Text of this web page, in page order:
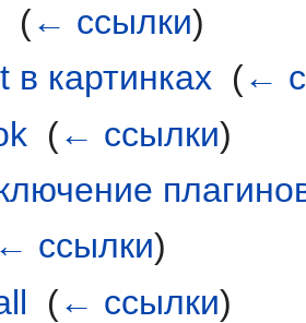
(← ссылки)
в картинках (←
(← ссылки)
← ссылки)
(← ссылки)